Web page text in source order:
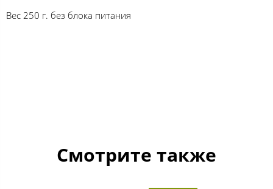
Вес 250 г. без блока питания
Смотрите также